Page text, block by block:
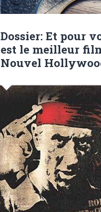
Dossier: Et pour
est le meilleur
Nouvel